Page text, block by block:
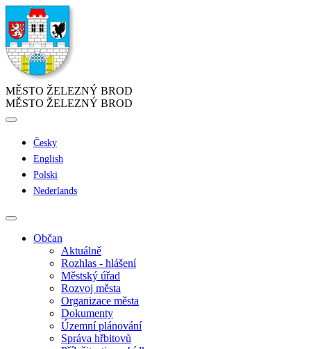
MĚSTO ŽELEZNÝ BROD
MĚSTO ŽELEZNÝ BROD
Česky
English
Polski
Nederlands
Občan
Aktuálně
Rozhlas - hlášení
Městský úřad
Rozvoj města
Organizace města
Dokumenty
Územní plánování
Správa hřbitovů